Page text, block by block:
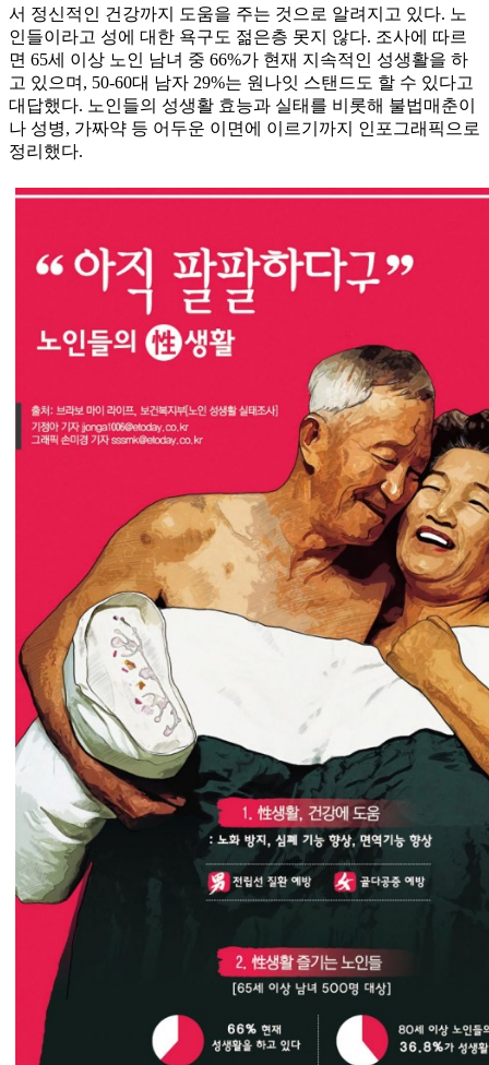
서 정신적인 건강까지 도움을 주는 것으로 알려지고 있다. 노
인들이라고 성에 대한 욕구도 젊은층 못지 않다. 조사에 따르
면 65세 이상 노인 남녀 중 66%가 현재 지속적인 성생활을 하
고 있으며, 50-60대 남자 29%는 원나잇 스탠드도 할 수 있다고
대답했다. 노인들의 성생활 효능과 실태를 비롯해 불법매춘이
나 성병, 가짜약 등 어두운 이면에 이르기까지 인포그래픽으로
정리했다.